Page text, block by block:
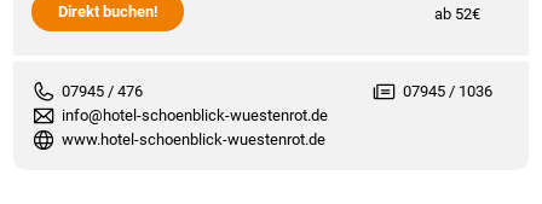
Direkt buchen! ab 52€
07945 / 476
07945 / 1036
info@hotel-schoenblick-wuestenrot.de
www.hotel-schoenblick-wuestenrot.de